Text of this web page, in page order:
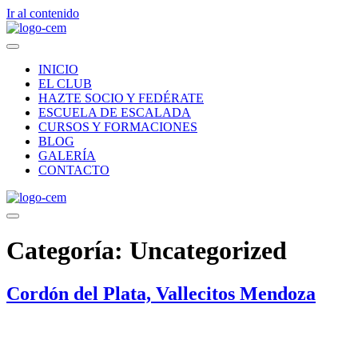
Ir al contenido
INICIO
EL CLUB
HAZTE SOCIO Y FEDÉRATE
ESCUELA DE ESCALADA
CURSOS Y FORMACIONES
BLOG
GALERÍA
CONTACTO
Categoría: Uncategorized
Cordón del Plata, Vallecitos Mendoza